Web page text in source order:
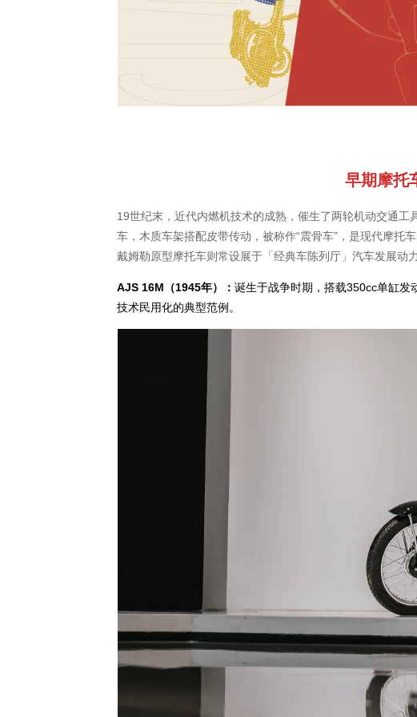
早期摩托
19世纪末，近代内燃机技术的成熟，催生了两轮机动交通
车，木质车架搭配皮带传动，被称作“震骨车”，是现代摩托
戴姆勒原型摩托车则常设展于「经典车陈列厅」汽车发展动
AJS 16M（1945年）：诞生于战争时期，搭载350cc单缸发
技术民用化的典型范例。